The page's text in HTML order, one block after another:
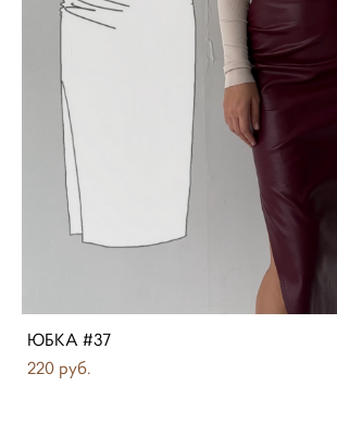
ЮБКА #37
220 pуб.